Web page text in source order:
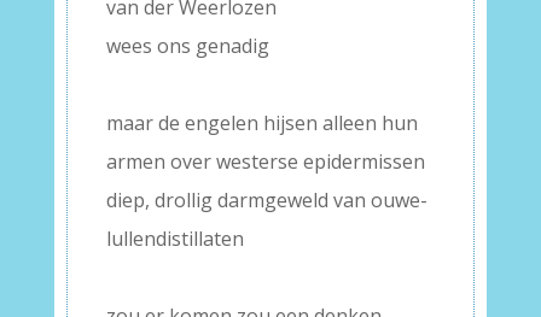
van der Weerlozen
wees ons genadig
maar de engelen hijsen alleen hun
armen over westerse epidermissen
diep, drollig darmgeweld van ouwe-
lullendistillaten